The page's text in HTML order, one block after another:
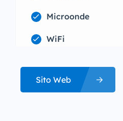
Microonde
WiFi
Sito Web